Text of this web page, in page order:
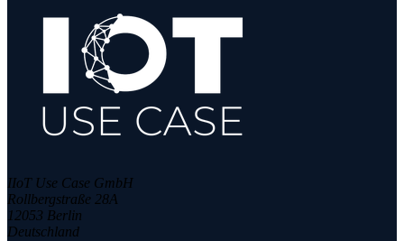
IIoT Use Case GmbH
Rollbergstraße 28A
12053 Berlin
Deutschland